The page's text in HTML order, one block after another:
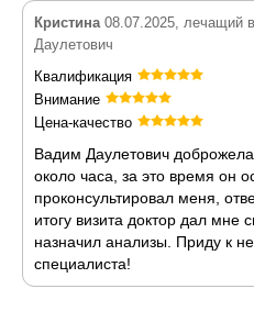
Кристина08.07.2025, лечащий
Даулетович
Квалификация
Внимание
Цена-качество
Вадим Даулетович
около часа, за это время он
проконсультировал меня,
итогу визита доктор дал мне
назначил анализы. Приду к
специалиста!